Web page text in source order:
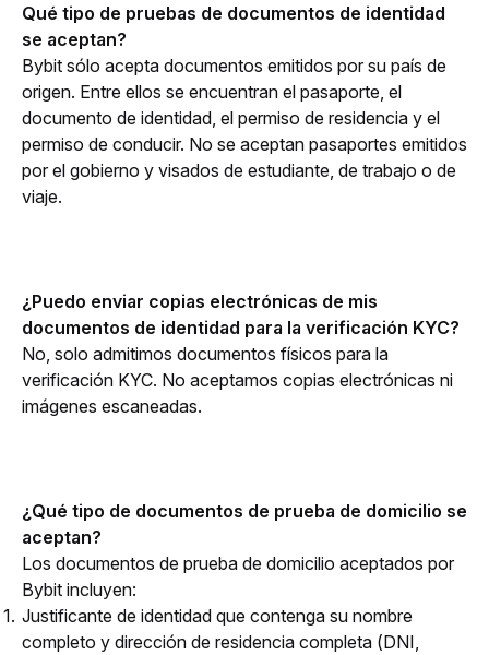
Qué tipo de pruebas de documentos de identidad
se aceptan?
Bybit sólo acepta documentos emitidos por su país de
origen. Entre ellos se encuentran el pasaporte, el
documento de identidad, el permiso de residencia y el
permiso de conducir. No se aceptan pasaportes emitidos
por el gobierno y visados de estudiante, de trabajo o de
viaje.
¿Puedo enviar copias electrónicas de mis
documentos de identidad para la verificación KYC?
No, solo admitimos documentos físicos para la
verificación KYC. No aceptamos copias electrónicas ni
imágenes escaneadas.
¿Qué tipo de documentos de prueba de domicilio se
aceptan?
Los documentos de prueba de domicilio aceptados por
Bybit incluyen:
Justificante de identidad que contenga su nombre
completo y dirección de residencia completa (DNI,